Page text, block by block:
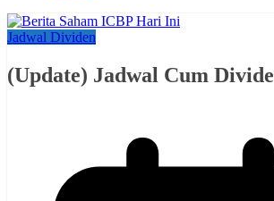
Jadwal Dividen
(Update) Jadwal Cum